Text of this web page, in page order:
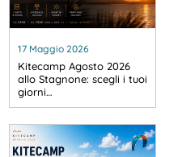
17 Maggio 2026
Kitecamp Agosto 2026
allo Stagnone: scegli i tuoi
giorni…